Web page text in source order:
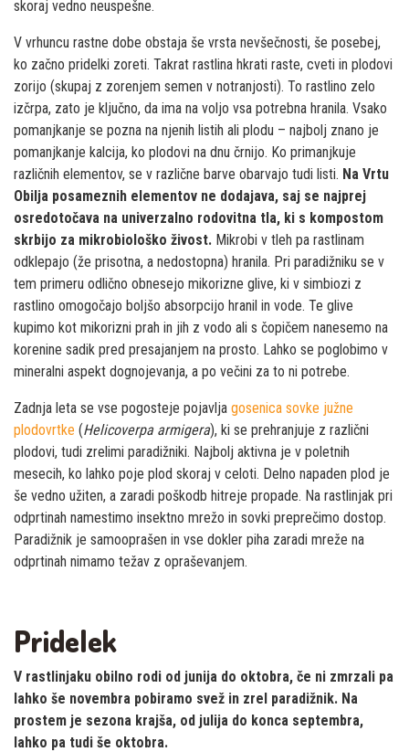
skoraj vedno neuspešne.
V vrhuncu rastne dobe obstaja še vrsta nevšečnosti, še posebej,
ko začno pridelki zoreti. Takrat rastlina hkrati raste, cveti in plodovi
zorijo (skupaj z zorenjem semen v notranjosti). To rastlino zelo
izčrpa, zato je ključno, da ima na voljo vsa potrebna hranila. Vsako
pomanjkanje se pozna na njenih listih ali plodu – najbolj znano je
pomanjkanje kalcija, ko plodovi na dnu črnijo. Ko primanjkuje
različnih elementov, se v različne barve obarvajo tudi listi. Na Vrtu
Obilja posameznih elementov ne dodajava, saj se najprej
osredotočava na univerzalno rodovitna tla, ki s kompostom
skrbijo za mikrobiološko živost. Mikrobi v tleh pa rastlinam
odklepajo (že prisotna, a nedostopna) hranila. Pri paradižniku se v
tem primeru odlično obnesejo mikorizne glive, ki v simbiozi z
rastlino omogočajo boljšo absorpcijo hranil in vode. Te glive
kupimo kot mikorizni prah in jih z vodo ali s čopičem nanesemo na
korenine sadik pred presajanjem na prosto. Lahko se poglobimo v
mineralni aspekt dognojevanja, a po večini za to ni potrebe.
Zadnja leta se vse pogosteje pojavlja gosenica sovke južne
plodovrtke (Helicoverpa armigera), ki se prehranjuje z različni
plodovi, tudi zrelimi paradižniki. Najbolj aktivna je v poletnih
mesecih, ko lahko poje plod skoraj v celoti. Delno napaden plod je
še vedno užiten, a zaradi poškodb hitreje propade. Na rastlinjak pri
odprtinah namestimo insektno mrežo in sovki preprečimo dostop.
Paradižnik je samooprašen in vse dokler piha zaradi mreže na
odprtinah nimamo težav z opraševanjem.
Pridelek
V rastlinjaku obilno rodi od junija do oktobra, če ni zmrzali pa
lahko še novembra pobiramo svež in zrel paradižnik. Na
prostem je sezona krajša, od julija do konca septembra,
lahko pa tudi še oktobra.